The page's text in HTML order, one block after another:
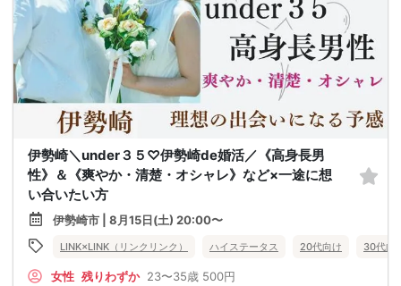
伊勢崎＼under３５♡伊勢崎de婚活／《高身長男
性》＆《爽やか・清楚・オシャレ》など×一途に想
い合いたい方
伊勢崎市 | 8月15日(土) 20:00〜
LINK×LINK（リンクリンク） ハイステータス 20代向け 30代向
女性 残りわずか 23〜35歳 500円